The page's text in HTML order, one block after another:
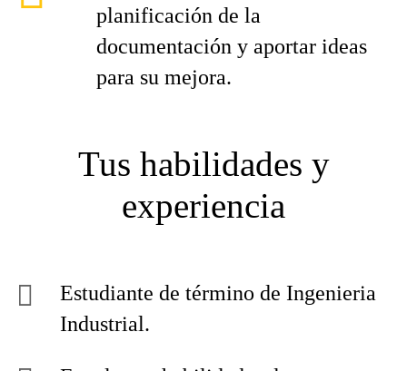
planificación de la
documentación y aportar ideas
para su mejora.
Tus habilidades y
experiencia
Estudiante de término de Ingenieria
Industrial.